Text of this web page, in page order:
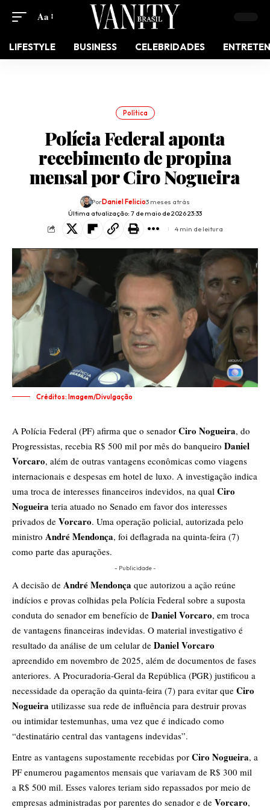
Aa
LIFESTYLE BUSINESS CELEBRIDADES
Política
Polícia Federal aponta
recebimento de propina
mensal por Ciro Nogueira
Última atualização: 7 de maio de 2026 23:33
PorDaniel Felicio3 meses atrás
4 min de leitura
Créditos: Imagem/Divulgação
A Polícia Federal (PF) afirma que o senador Ciro Nogueira, do
Progressistas, recebia R$ 500 mil por mês do banqueiro Daniel
Vorcaro, além de outras vantagens econômicas como viagens
internacionais e despesas em hotel de luxo. A investigação indica
uma troca de interesses financeiros indevidos, na qual Ciro
Nogueira teria atuado no Senado em favor dos interesses
privados de Vorcaro. Uma operação policial, autorizada pelo
ministro André Mendonça, foi deflagrada na quinta-feira (7)
como parte das apurações.
- Publicidade -
A decisão de André Mendonça que autorizou a ação reúne
indícios e provas colhidas pela Polícia Federal sobre a suposta
conduta do senador em benefício de Daniel Vorcaro, em troca
de vantagens financeiras indevidas. O material investigativo é
resultado da análise de um celular de Daniel Vorcaro
apreendido em novembro de 2025, além de documentos de fases
anteriores. A Procuradoria-Geral da República (PGR) justificou a
necessidade da operação da quinta-feira (7) para evitar que Ciro
Nogueira utilizasse sua rede de influência para destruir provas
ou intimidar testemunhas, uma vez que é indicado como
“destinatário central das vantagens indevidas”.
Entre as vantagens supostamente recebidas por Ciro Nogueira, a
PF enumerou pagamentos mensais que variavam de R$ 300 mil
a R$ 500 mil. Esses valores teriam sido repassados por meio de
empresas administradas por parentes do senador e de Vorcaro,